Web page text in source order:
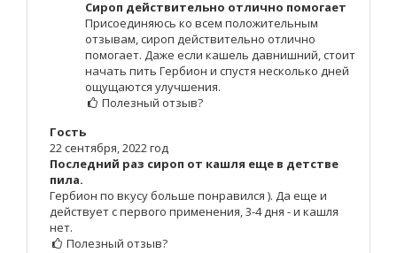
Сироп действительно отлично помогает
Присоединяюсь ко всем положительным
отзывам, сироп действительно отлично
помогает. Даже если кашель давнишний, стоит
начать пить Гербион и спустя несколько дней
ощущаются улучшения.
Полезный отзыв?
Гость
22 сентября, 2022 год
Последний раз сироп от кашля еще в детстве
пила.
Гербион по вкусу больше понравился ). Да еще и
действует с первого применения, 3-4 дня - и кашля
нет.
Полезный отзыв?